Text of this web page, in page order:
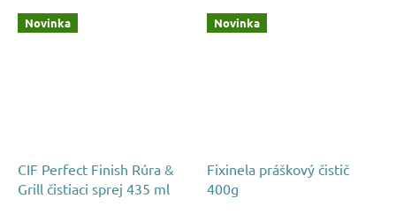
Novinka
CIF Perfect Finish Rúra &
Grill čistiaci sprej 435 ml
Novinka
Fixinela práškový čistič
400g